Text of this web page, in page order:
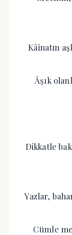
Kâinatın
Âşık
Dikkatle
Yazlar,
Cümle